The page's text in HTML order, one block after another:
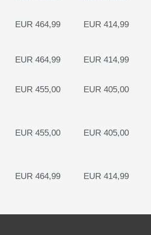
EUR 464,99 EUR 414,99
EUR 464,99 EUR 414,99
EUR 455,00 EUR 405,00
EUR 455,00 EUR 405,00
EUR 464,99 EUR 414,99